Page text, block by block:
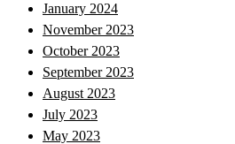
January 2024
November 2023
October 2023
September 2023
August 2023
July 2023
May 2023